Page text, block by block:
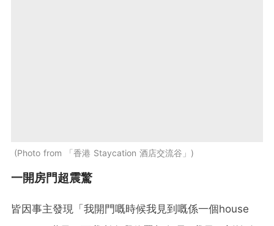
Photo from 「香港 Staycation 酒店交流谷」
一開房門超震驚
皆因事主發現「我開門嘅時候我見到嘅係一個house